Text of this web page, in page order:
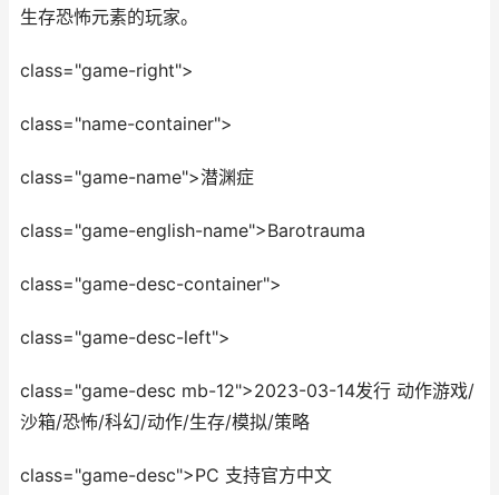
生存恐怖元素的玩家。
class="game-right">
class="name-container">
class="game-name">潜渊症
class="game-english-name">Barotrauma
class="game-desc-container">
class="game-desc-left">
class="game-desc mb-12">2023-03-14发行 动作游戏/
沙箱/恐怖/科幻/动作/生存/模拟/策略
class="game-desc">PC 支持官方中文